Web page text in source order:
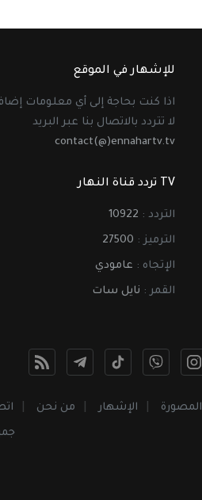
للإشهار في الموقع
اذا كنت بحاجة إلى أي معلومات
لا تتردد بالاتصال بنا عبر البريد
contact(@)ennahartv.tv
TV تردد قناة النهار
التردد : 10922
الترميز : 27500
الإتجاه : عامودي
القمر : نايل سات
الإشهار من نحن